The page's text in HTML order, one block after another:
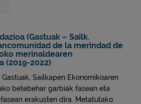
(Gastuak – Sailk.
de la merindad de
merinaldearen
(2019-2022)
Sailkapen Ekonomikoaren
betebehar garbiak fasean eta
erakusten dira. Metatutako